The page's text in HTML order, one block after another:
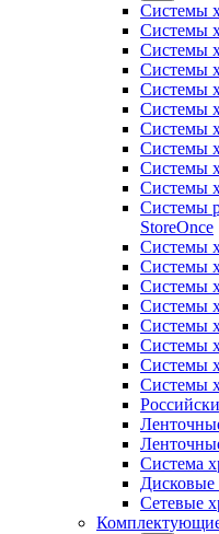
Системы
Системы
Системы
Системы
Cистемы
Системы
Системы
Системы
Системы
Системы
Системы
StoreOnce
Системы
Системы
Системы
Системы
Системы
Системы
Системы
Системы
Система
Сетевые